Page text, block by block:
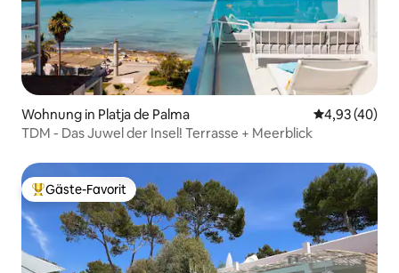
Wohnung in Platja de Palma
4,93 (40)
TDM - Das Juwel der Insel! Terrasse + Meerblick
Beliebter Gäste-Favorit.
Gäste-Favorit